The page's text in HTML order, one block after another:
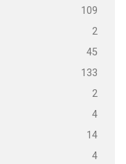
109
2
45
133
2
4
14
4